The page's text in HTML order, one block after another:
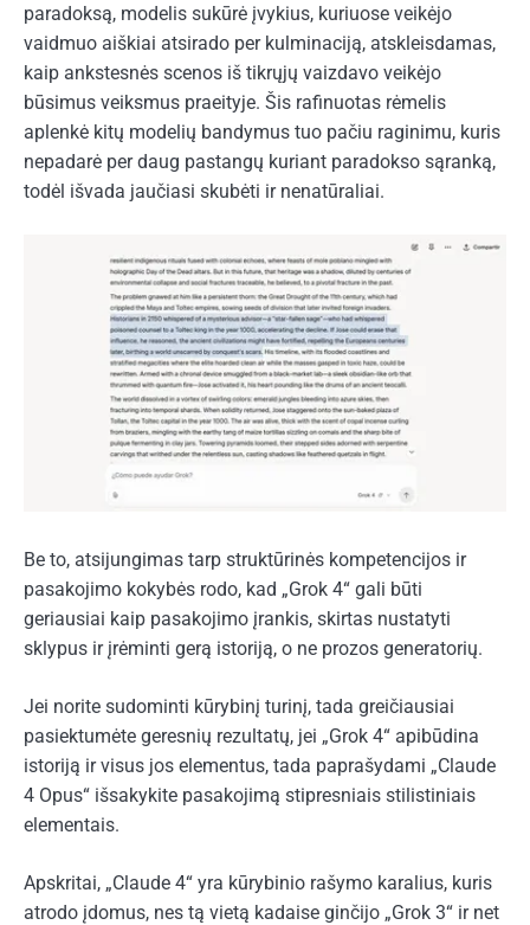
paradoksą, modelis sukūrė įvykius, kuriuose veikėjo
vaidmuo aiškiai atsirado per kulminaciją, atskleisdamas,
kaip ankstesnės scenos iš tikrųjų vaizdavo veikėjo
būsimus veiksmus praeityje. Šis rafinuotas rėmelis
aplenkė kitų modelių bandymus tuo pačiu raginimu, kuris
nepadarė per daug pastangų kuriant paradokso sąranką,
todėl išvada jaučiasi skubėti ir nenatūraliai.
Be to, atsijungimas tarp struktūrinės kompetencijos ir
pasakojimo kokybės rodo, kad „Grok 4“ gali būti
geriausiai kaip pasakojimo įrankis, skirtas nustatyti
sklypus ir įrėminti gerą istoriją, o ne prozos generatorių.
Jei norite sudominti kūrybinį turinį, tada greičiausiai
pasiektumėte geresnių rezultatų, jei „Grok 4“ apibūdina
istoriją ir visus jos elementus, tada paprašydami „Claude
4 Opus“ išsakykite pasakojimą stipresniais stilistiniais
elementais.
Apskritai, „Claude 4“ yra kūrybinio rašymo karalius, kuris
atrodo įdomus, nes tą vietą kadaise ginčijo „Grok 3“ ir net